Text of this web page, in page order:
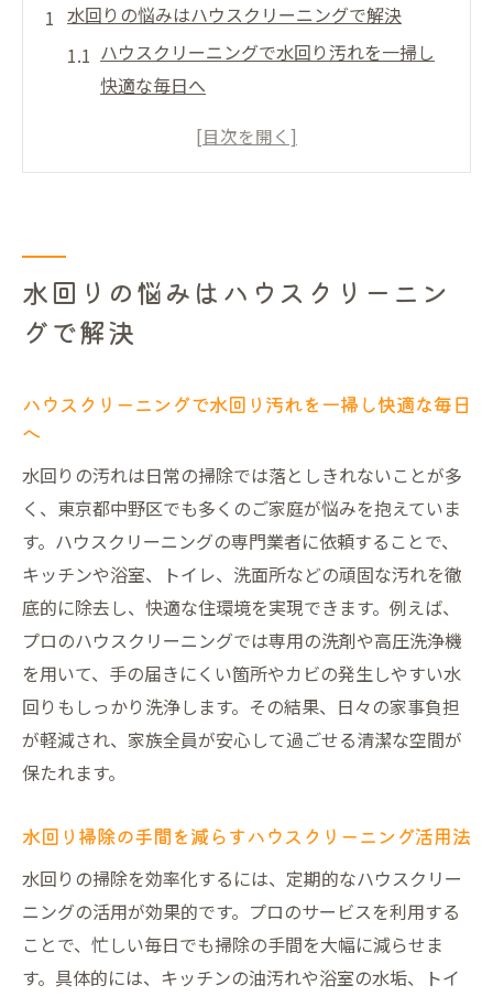
水回りの悩みはハウスクリーニングで解決
ハウスクリーニングで水回り汚れを一掃し
快適な毎日へ
水回り掃除の手間を減らすハウスクリーニ
せて安心
家事ストレス軽減へ導く水回りハウスクリ
忙しい毎日に最適な水回り清掃の選び方
グの選び方
ハウスクリーニングで時短と清潔の両立を
実現する方法
水回りのプロ清掃で家事負担を劇的に抑え
るコツ
ハウスクリーニング業者の選定ポイントと
注意点
自分に合うハウスクリーニングサービスの
特徴
プロによるハウスクリーニングで得られる
安心感
水回りの専門清掃がもたらす快適な暮らし
ハウスクリーニング業者の信頼性の見極め
方
水回りの悩みはハウスクリーニン
グで解決
ハウスクリーニングで水回り汚れを一掃し快適な毎日
へ
水回りの汚れは日常の掃除では落としきれないことが多
く、東京都中野区でも多くのご家庭が悩みを抱えていま
す。ハウスクリーニングの専門業者に依頼することで、
キッチンや浴室、トイレ、洗面所などの頑固な汚れを徹
底的に除去し、快適な住環境を実現できます。例えば、
プロのハウスクリーニングでは専用の洗剤や高圧洗浄機
を用いて、手の届きにくい箇所やカビの発生しやすい水
回りもしっかり洗浄します。その結果、日々の家事負担
が軽減され、家族全員が安心して過ごせる清潔な空間が
保たれます。
水回り掃除の手間を減らすハウスクリーニング活用法
水回りの掃除を効率化するには、定期的なハウスクリー
ニングの活用が効果的です。プロのサービスを利用する
ことで、忙しい毎日でも掃除の手間を大幅に減らせま
す。具体的には、キッチンの油汚れや浴室の水垢、トイ